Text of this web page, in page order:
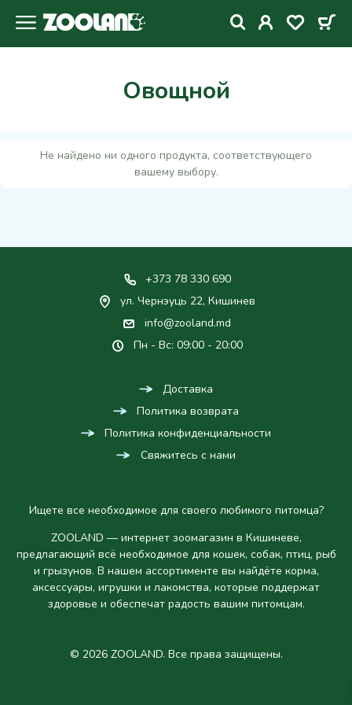
Овощной
Не найдено ни одного продукта, соответствующего
вашему выбору.
+373 78 330 690
ул. Чернэуць 22, Кишинев
info@zooland.md
Пн - Вс: 09:00 - 20:00
Доставка
Политика возврата
Политика конфиденциальности
Свяжитесь с нами
Ищете все необходимое для своего любимого питомца?
ZOOLAND — интернет зоомагазин в Кишиневе,
предлагающий всё необходимое для кошек, собак, птиц, рыб
и грызунов. В нашем ассортименте вы найдёте корма,
аксессуары, игрушки и лакомства, которые поддержат
здоровье и обеспечат радость вашим питомцам.
© 2026 ZOOLAND. Все права защищены.